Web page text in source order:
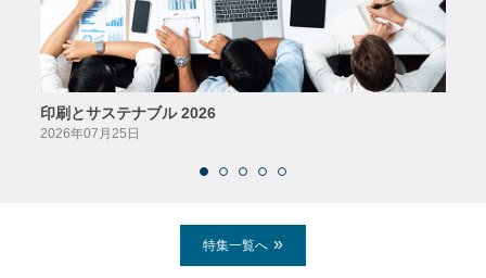
印刷とサステナブル 2026
2026年07月25日
特集一覧へ